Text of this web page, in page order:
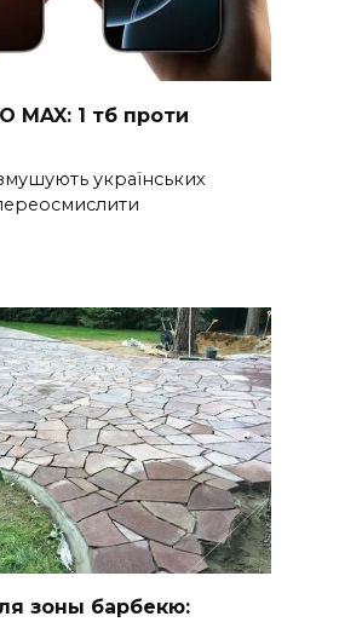
MAX: 1 тб проти
змушують українських
зоны барбекю: